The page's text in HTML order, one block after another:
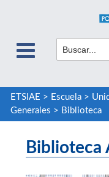
ETSIAE > Escuela>
Generales > Biblioteca
Biblioteca